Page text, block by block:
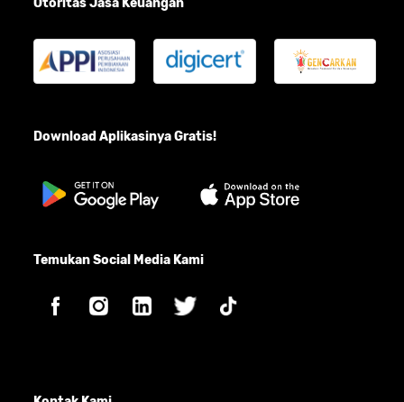
Otoritas Jasa Keuangan
Download Aplikasinya Gratis!
Temukan Social Media Kami